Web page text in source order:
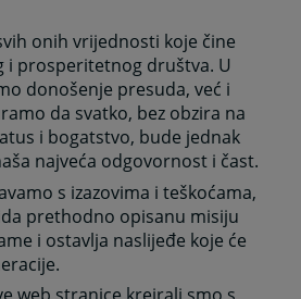
onih vrijednosti koje čine
i prosperitetnog društva. U
donošenje presuda, već i
da svatko, bez obzira na
i bogatstvo, bude jednak
najveća odgovornost i čast.
s izazovima i teškoćama,
prethodno opisanu misiju
i ostavlja naslijeđe koje će